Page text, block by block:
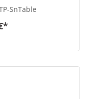
SnTable